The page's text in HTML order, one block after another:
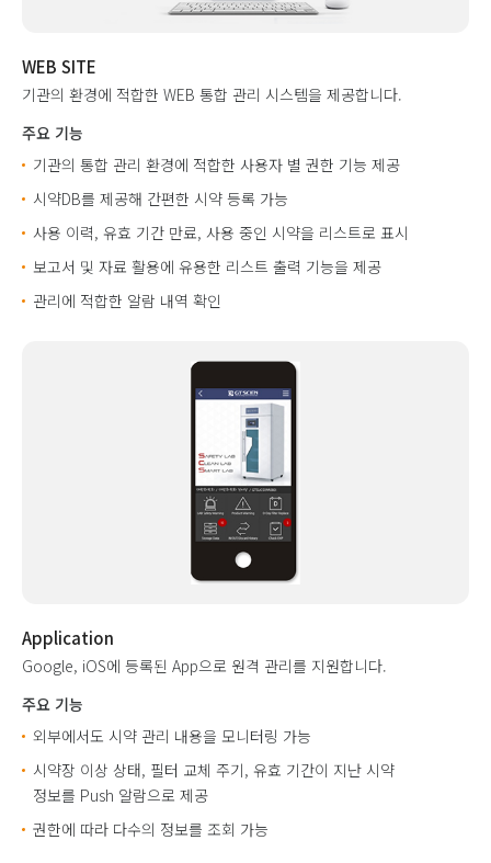
WEB SITE
기관의 환경에 적합한 WEB 통합 관리 시스템을 제공합니다.
주요 기능
기관의 통합 관리 환경에 적합한 사용자 별 권한 기능 제공
시약DB를 제공해 간편한 시약 등록 가능
사용 이력, 유효 기간 만료, 사용 중인 시약을 리스트로 표시
보고서 및 자료 활용에 유용한 리스트 출력 기능을 제공
관리에 적합한 알람 내역 확인
Application
Google, iOS에 등록된 App으로 원격 관리를 지원합니다.
주요 기능
외부에서도 시약 관리 내용을 모니터링 가능
시약장 이상 상태, 필터 교체 주기, 유효 기간이 지난 시약
정보를 Push 알람으로 제공
권한에 따라 다수의 정보를 조회 가능